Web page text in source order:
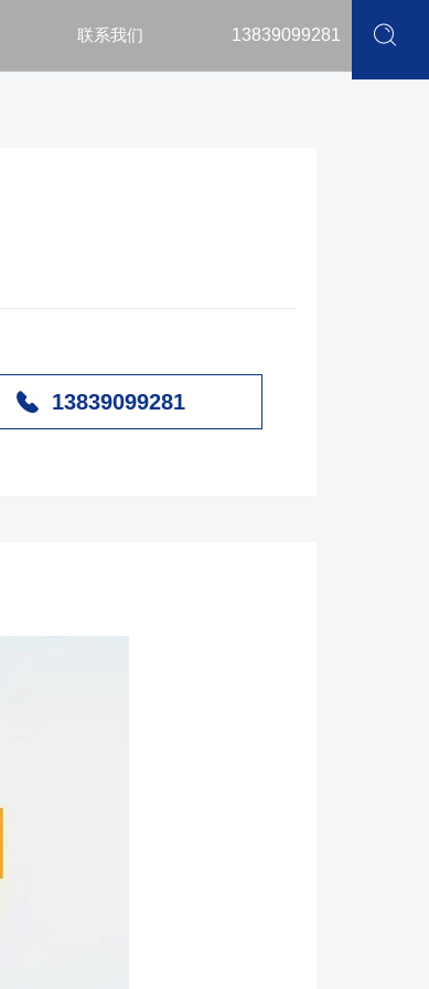
联系我们 13839099281
13839099281